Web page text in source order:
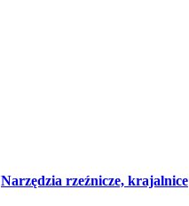
Narzędzia rzeźnicze, krajalnice